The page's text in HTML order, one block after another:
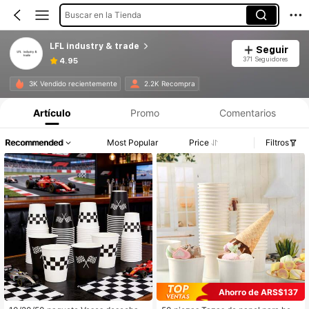
Buscar en la Tienda
LFL industry & trade
4.95
Seguir
371 Seguidores
3K Vendido recientemente 2.2K Recompra
Artículo Promo Comentarios
Recommended Most Popular Price Filtros
Ahorro de ARS$137